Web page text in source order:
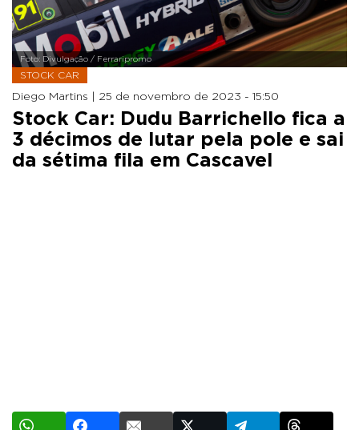
Foto: Divulgação / Ferraripromo
STOCK CAR
Diego Martins | 25 de novembro de 2023 - 15:50
Stock Car: Dudu Barrichello fica a
3 décimos de lutar pela pole e sai
da sétima fila em Cascavel